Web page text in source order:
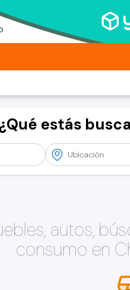
estás
autos,
consumo en